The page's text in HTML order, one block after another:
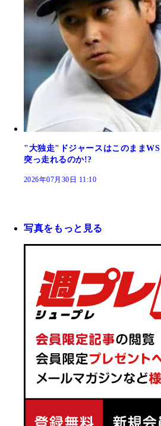
"大独走"ドジャースはこのまま
突っ走れるのか!?
2026年07月30日 11:10
写真をもっと見る